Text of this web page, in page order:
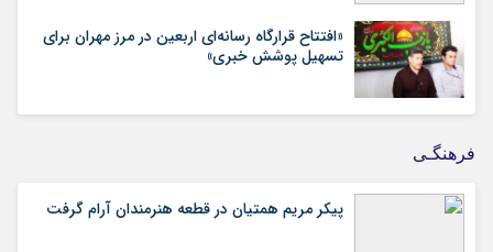
«افتتاح قرارگاه رسانه‌ای اربعین در مرز مهران برای
تسهیل پوشش خبری»
فرهنگـی
پیکر مریم همتیان در قطعه هنرمندان آرام گرفت